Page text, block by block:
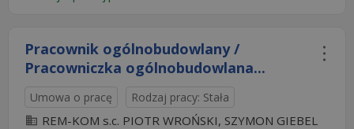
Pracownik ogólnobudowlany /
Pracowniczka ogólnobudowlana...
Umowa o pracę Rodzaj pracy: Stała
REM-KOM s.c. PIOTR WROŃSKI, SZYMON GIEBEL